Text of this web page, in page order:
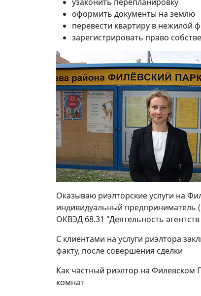
оформить документы на землю
перевести квартиру в нежилой
зарегистрировать право
Оказываю риэлторские услуги на
индивидуальный предприниматель
ОКВЭД 68.31 "Деятельность
С клиентами на услуги риэлтора
факту, после совершения сделки
Как частный риэлтор на
комнат